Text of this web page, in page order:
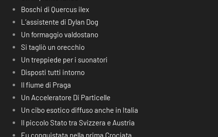
Boschi di Quercus ilex
L’assistente di Dylan Dog
Un formaggio valdostano
Si tagliò un orecchio
Un treppiede per i suonatori
Disposti tutti intorno
Il fiume di Praga
Un Acceleratore Di Particelle
Un cibo esotico diffuso anche in Italia
Il piccolo Stato tra Svizzera e Austria
Fu conquistata nella prima Crociata